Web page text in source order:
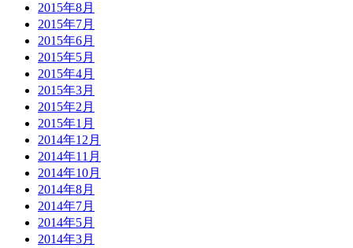
2015年8月
2015年7月
2015年6月
2015年5月
2015年4月
2015年3月
2015年2月
2015年1月
2014年12月
2014年11月
2014年10月
2014年8月
2014年7月
2014年5月
2014年3月